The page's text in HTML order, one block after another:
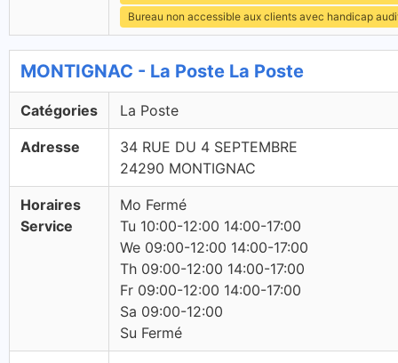
Bureau non accessible aux clients avec handicap
MONTIGNAC - La Poste La Poste
Catégories La Poste
Adresse
34 RUE DU 4 SEPTEMBRE
24290 MONTIGNAC
Horaires
Service
Mo Fermé
Tu 10:00-12:00 14:00-17:00
We 09:00-12:00 14:00-17:00
Th 09:00-12:00 14:00-17:00
Fr 09:00-12:00 14:00-17:00
Sa 09:00-12:00
Su Fermé